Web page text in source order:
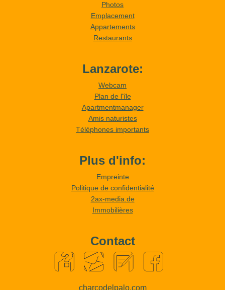
Photos
Emplacement
Appartements
Restaurants
Lanzarote:
Webcam
Plan de l'île
Apartmentmanager
Amis naturistes
Téléphones importants
Plus d'info:
Empreinte
Politique de confidentialité
2ax-media.de
Immobilières
Contact
charcodelpalo.com